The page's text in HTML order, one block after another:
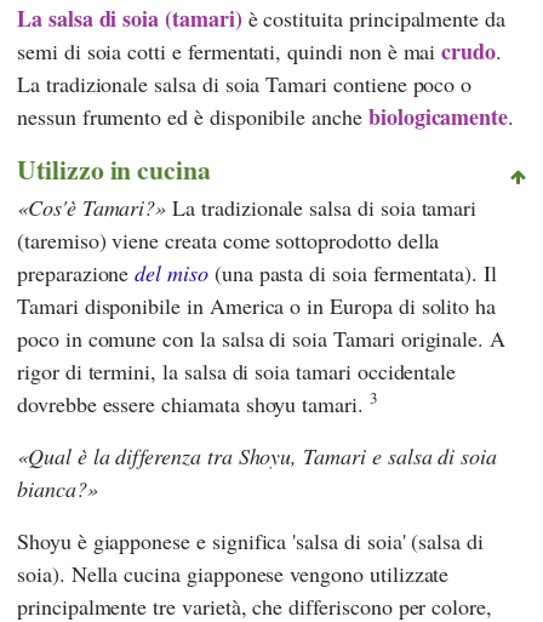
La salsa di soia (tamari) è costituita principalmente da
semi di soia cotti e fermentati, quindi non è maicrudo.
La tradizionale salsa di soia Tamari contiene poco o
nessun frumento ed è disponibile anche biologicamente.
Utilizzo in cucina
Cos'è Tamari? La tradizionale salsa di soia tamari
(taremiso) viene creata come sottoprodotto della
preparazionedel miso(una pasta di soia fermentata). Il
Tamari disponibile in America o in Europa di solito ha
poco in comune con la salsa di soia Tamari originale. A
rigor di termini, la salsa di soia tamari occidentale
dovrebbe essere chiamata shoyu tamari. 3
Qual è la differenza tra Shoyu, Tamari e salsa di soia
bianca?
Shoyu è giapponese e significa 'salsa di soia' (salsa di
soia). Nella cucina giapponese vengono utilizzate
principalmente tre varietà, che differiscono per colore,